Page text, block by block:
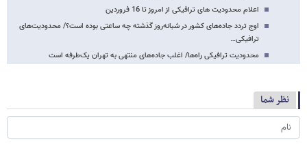
اعلام محدودیت های ترافیکی از امروز تا 16 فروردین
اوج تردد جاده‌های کشور در شبانه‌روز گذشته چه ساعتی بوده است؟/ محدودیت‌های
ترافیکی…
محدودیت ترافیکی راه‌ها/ اغلب جاد‌ه‌های منتهی به تهران یک‌طرفه است
نظر شما